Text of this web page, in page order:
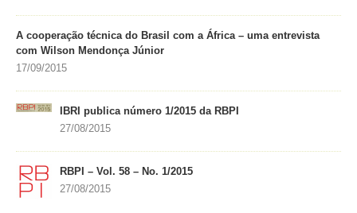
A cooperação técnica do Brasil com a África – uma entrevista
com Wilson Mendonça Júnior
17/09/2015
IBRI publica número 1/2015 da RBPI
27/08/2015
RBPI – Vol. 58 – No. 1/2015
27/08/2015